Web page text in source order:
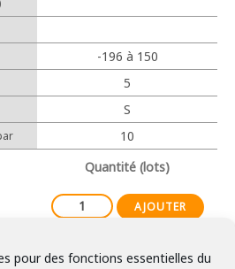
pour des fonctions essentielles du
électrique
Réalisations
Quantité (lots)
AJOUTER
-196 à 150
5
S
10